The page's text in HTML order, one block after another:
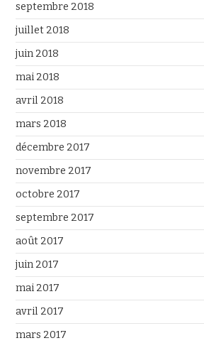
septembre 2018
juillet 2018
juin 2018
mai 2018
avril 2018
mars 2018
décembre 2017
novembre 2017
octobre 2017
septembre 2017
août 2017
juin 2017
mai 2017
avril 2017
mars 2017